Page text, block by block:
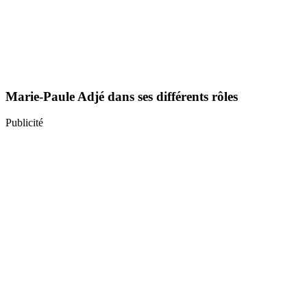
Marie-Paule Adjé dans ses différents rôles
Publicité